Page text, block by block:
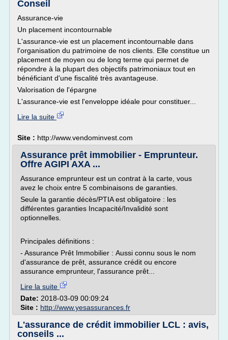
Conseil
Assurance-vie
Un placement incontournable
L'assurance-vie est un placement incontournable dans
l'organisation du patrimoine de nos clients. Elle constitue un
placement de moyen ou de long terme qui permet de
répondre à la plupart des objectifs patrimoniaux tout en
bénéficiant d'une fiscalité très avantageuse.
Valorisation de l'épargne
L'assurance-vie est l'enveloppe idéale pour constituer...
Lire la suite
Site : http://www.vendominvest.com
Assurance prêt immobilier - Emprunteur.
Offre AGIPI AXA ...
Assurance emprunteur est un contrat à la carte, vous
avez le choix entre 5 combinaisons de garanties.
Seule la garantie décès/PTIA est obligatoire : les
différentes garanties Incapacité/Invalidité sont
optionnelles.
Principales définitions :
- Assurance Prêt Immobilier : Aussi connu sous le nom
d'assurance de prêt, assurance crédit ou encore
assurance emprunteur, l'assurance prêt...
Lire la suite
Date: 2018-03-09 00:09:24
Site : http://www.yesassurances.fr
L'assurance de crédit immobilier LCL : avis,
conseils ...